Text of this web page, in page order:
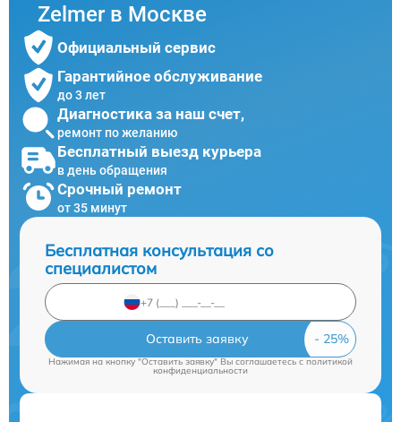
Zelmer в Москве
Официальный сервис
Гарантийное обслуживание
до 3 лет
Диагностика за наш счет,
ремонт по желанию
Бесплатный выезд курьера
в день обращения
Срочный ремонт
от 35 минут
Бесплатная консультация со
специалистом
Оставить заявку
Нажимая на кнопку "Оставить заявку" Вы соглашаетесь c политикой
конфиденциальности